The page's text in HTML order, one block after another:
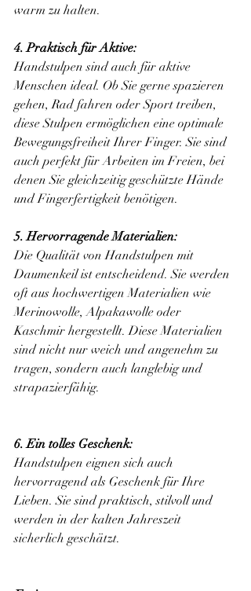
warm zu halten.
4. Praktisch für Aktive:
Handstulpen sind auch für aktive
Menschen ideal. Ob Sie gerne spazieren
gehen, Rad fahren oder Sport treiben,
diese Stulpen ermöglichen eine optimale
Bewegungsfreiheit Ihrer Finger. Sie sind
auch perfekt für Arbeiten im Freien, bei
denen Sie gleichzeitig geschützte Hände
und Fingerfertigkeit benötigen.
5. Hervorragende Materialien:
Die Qualität von Handstulpen mit
Daumenkeil ist entscheidend. Sie werden
oft aus hochwertigen Materialien wie
Merinowolle, Alpakawolle oder
Kaschmir hergestellt. Diese Materialien
sind nicht nur weich und angenehm zu
tragen, sondern auch langlebig und
strapazierfähig.
6. Ein tolles Geschenk:
Handstulpen eignen sich auch
hervorragend als Geschenk für Ihre
Lieben. Sie sind praktisch, stilvoll und
werden in der kalten Jahreszeit
sicherlich geschätzt.